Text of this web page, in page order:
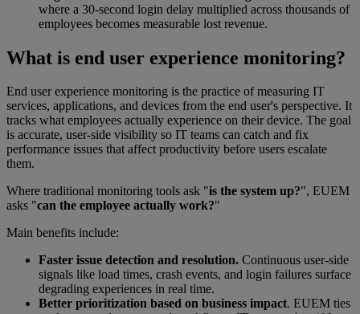
where a 30-second login delay multiplied across thousands of
employees becomes measurable lost revenue.
What is end user experience monitoring?
End user experience monitoring is the practice of measuring IT
services, applications, and devices from the end user's perspective. It
tracks what employees actually experience on their device. The goal
is accurate, user-side visibility so IT teams can catch and fix
performance issues that affect productivity before users escalate
them.
Where traditional monitoring tools ask "is the system up?", EUEM
asks "can the employee actually work?"
Main benefits include:
Faster issue detection and resolution. Continuous user-side
signals like load times, crash events, and login failures surface
degrading experiences in real time.
Better prioritization based on business impact. EUEM ties